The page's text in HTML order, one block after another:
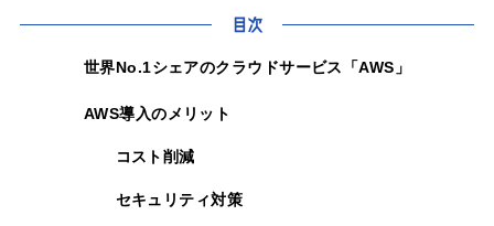
目次
世界No.1シェアのクラウドサービス「AWS」
AWS導入のメリット
コスト削減
セキュリティ対策